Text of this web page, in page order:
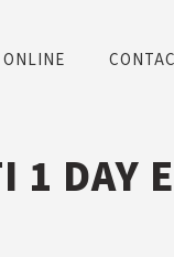
1 DAY